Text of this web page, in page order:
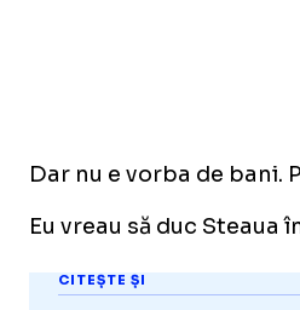
Dar nu e vorba de bani.
Eu vreau să duc
CITEȘTE ȘI